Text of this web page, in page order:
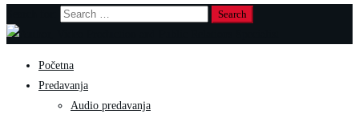
Početna
Predavanja
Audio predavanja